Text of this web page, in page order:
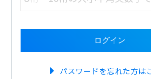
パスワードを忘れた方は